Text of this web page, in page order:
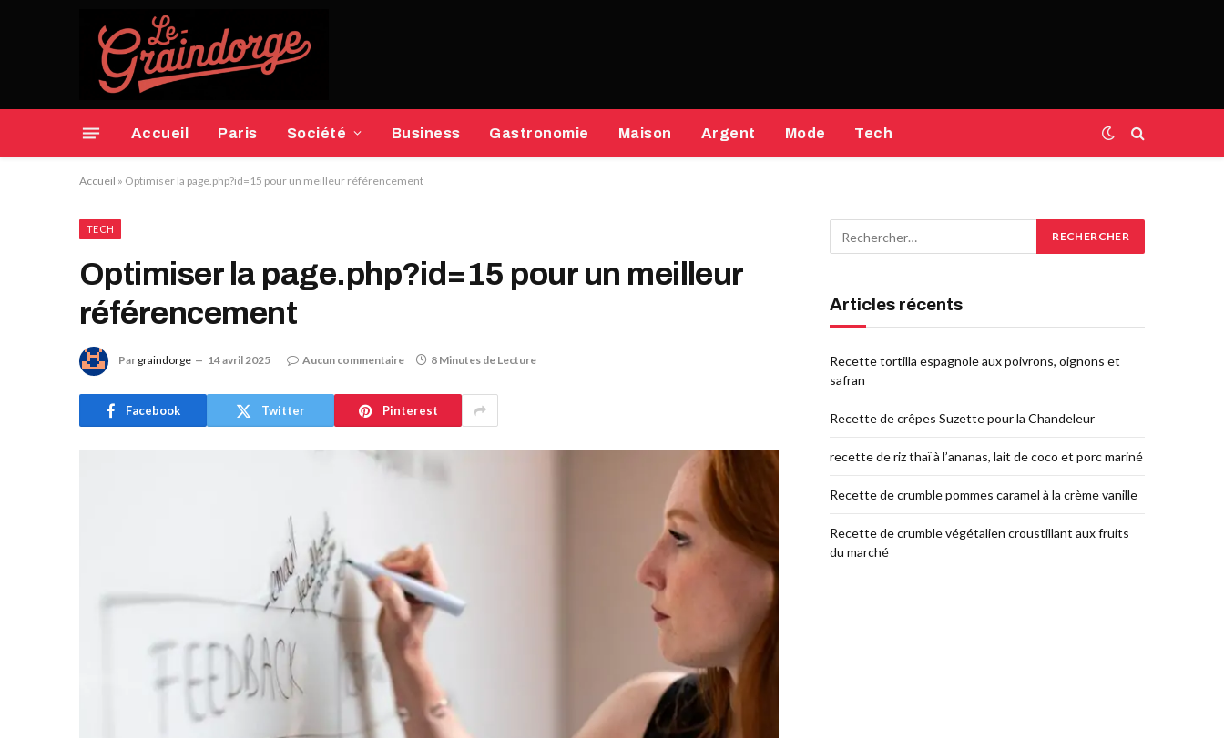
Accueil Paris Société Business Gastronomie Maison Argent Mode Tech
Accueil » Optimiser la page.php?id=15 pour un meilleur référencement
TECH
Optimiser la page.php?id=15 pour un meilleur
référencement
Par graindorge 14 avril 2025 Aucun commentaire 8 Minutes de Lecture
Facebook Twitter Pinterest
Articles récents
Recette tortilla espagnole aux poivrons, oignons et
safran
Recette de crêpes Suzette pour la Chandeleur
recette de riz thaï à l’ananas, lait de coco et porc mariné
Recette de crumble pommes caramel à la crème vanille
Recette de crumble végétalien croustillant aux fruits
du marché